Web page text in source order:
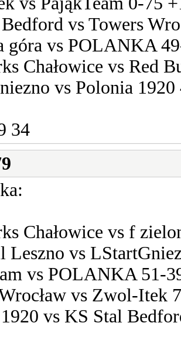
vs Towers
góra vs POLANKA
Chałowice vs Red
vs Polonia 1920
34
Chałowice vs f
Leszno vs
vs POLANKA 51-
vs Zwol-Itek
vs KS Stal